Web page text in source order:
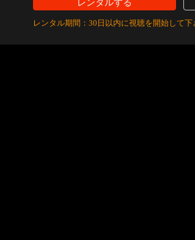
レンタルする
レンタル期間：30日以内に視聴を開始して